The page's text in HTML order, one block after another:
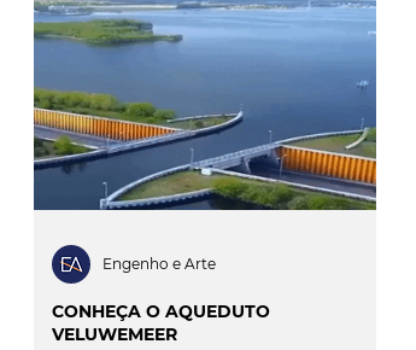
CONHEÇA O AQUEDUTO
VELUWEMEER
Engenho e Arte